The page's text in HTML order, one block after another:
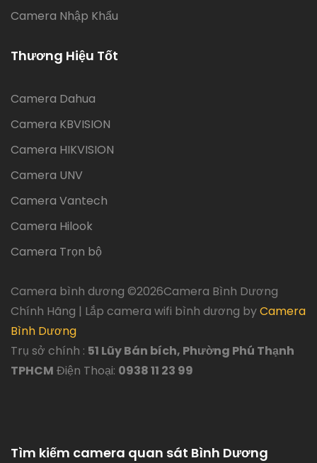
Camera Nhập Khẩu
Thương Hiệu Tốt
Camera Dahua
Camera KBVISION
Camera HIKVISION
Camera UNV
Camera Vantech
Camera Hilook
Camera Trọn bộ
Camera bình dương ©2026Camera Bình Dương
Chính Hãng | Lắp camera wifi bình dương byCamera
Bình Dương
Trụ sở chính : 51 Lũy Bán bích, Phường Phú Thạnh
TPHCM Điện Thoại: 0938 11 23 99
Tìm kiếm camera quan sát Bình Dương